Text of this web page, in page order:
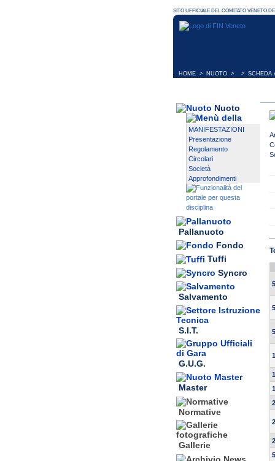
HOME > NUOTO > > SCHEDA
Nuoto
MANIFESTAZIONI
Presentazione
Regolamento
Circolari
Società
Approfondimenti
Pallanuoto
Fondo
Tuffi
Syncro
Salvamento
S.I.T.
G.U.G.
Master
Normative
Gallerie